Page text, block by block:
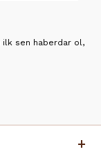
ilk sen haberdar ol,